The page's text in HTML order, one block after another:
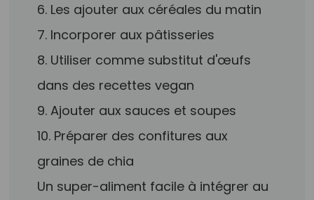
6. Les ajouter aux céréales du matin
7. Incorporer aux pâtisseries
8. Utiliser comme substitut d'œufs
dans des recettes vegan
9. Ajouter aux sauces et soupes
10. Préparer des confitures aux
graines de chia
Un super-aliment facile à intégrer au